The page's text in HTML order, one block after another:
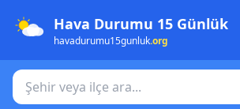
Hava Durumu 15 Günlük
havadurumu15gunluk.org
Şehir veya ilçe ara